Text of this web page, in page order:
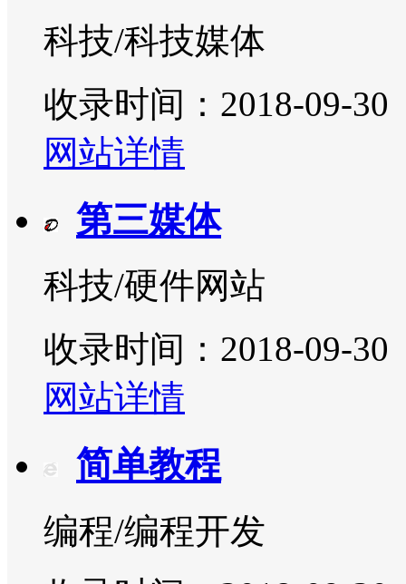
科技/科技媒体
收录时间：2018-09-30
网站详情
第三媒体
科技/硬件网站
收录时间：2018-09-30
网站详情
简单教程
编程/编程开发